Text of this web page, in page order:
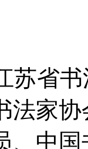
苏省
法家
、中